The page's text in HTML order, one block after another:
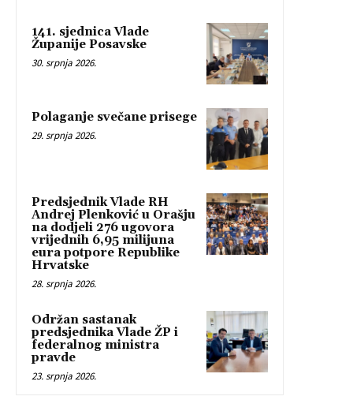
141. sjednica Vlade
Županije Posavske
30. srpnja 2026.
Polaganje svečane prisege
29. srpnja 2026.
Predsjednik Vlade RH
Andrej Plenković u Orašju
na dodjeli 276 ugovora
vrijednih 6,95 milijuna
eura potpore Republike
Hrvatske
28. srpnja 2026.
Održan sastanak
predsjednika Vlade ŽP i
federalnog ministra
pravde
23. srpnja 2026.